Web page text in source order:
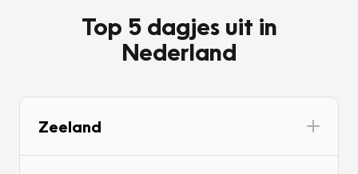
Top 5 dagjes uit in
Nederland
Zeeland